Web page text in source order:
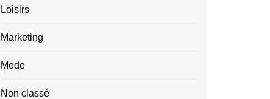
Loisirs
Marketing
Mode
Non classé